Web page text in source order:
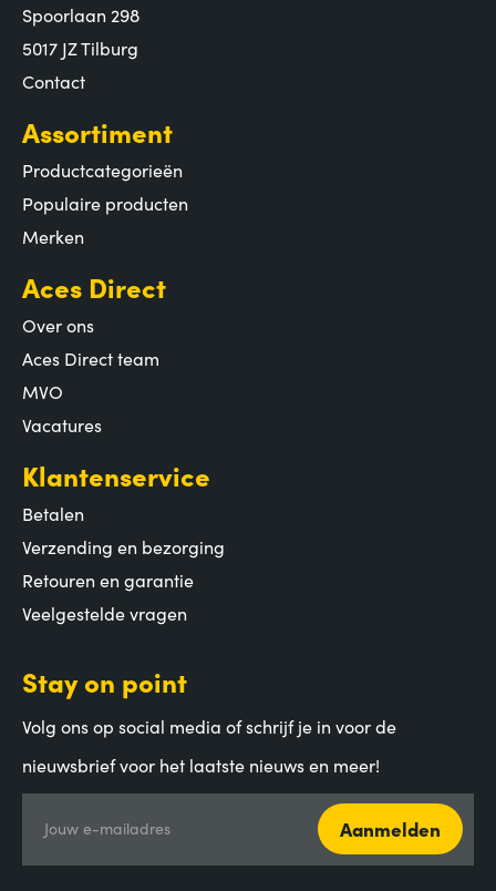
Spoorlaan 298
5017 JZ Tilburg
Contact
Assortiment
Productcategorieën
Populaire producten
Merken
Aces Direct
Over ons
Aces Direct team
MVO
Vacatures
Klantenservice
Betalen
Verzending en bezorging
Retouren en garantie
Veelgestelde vragen
Stay on point
Volg ons op social media of schrijf je in voor de
nieuwsbrief voor het laatste nieuws en meer!
Jouw e-mailadres Aanmelden